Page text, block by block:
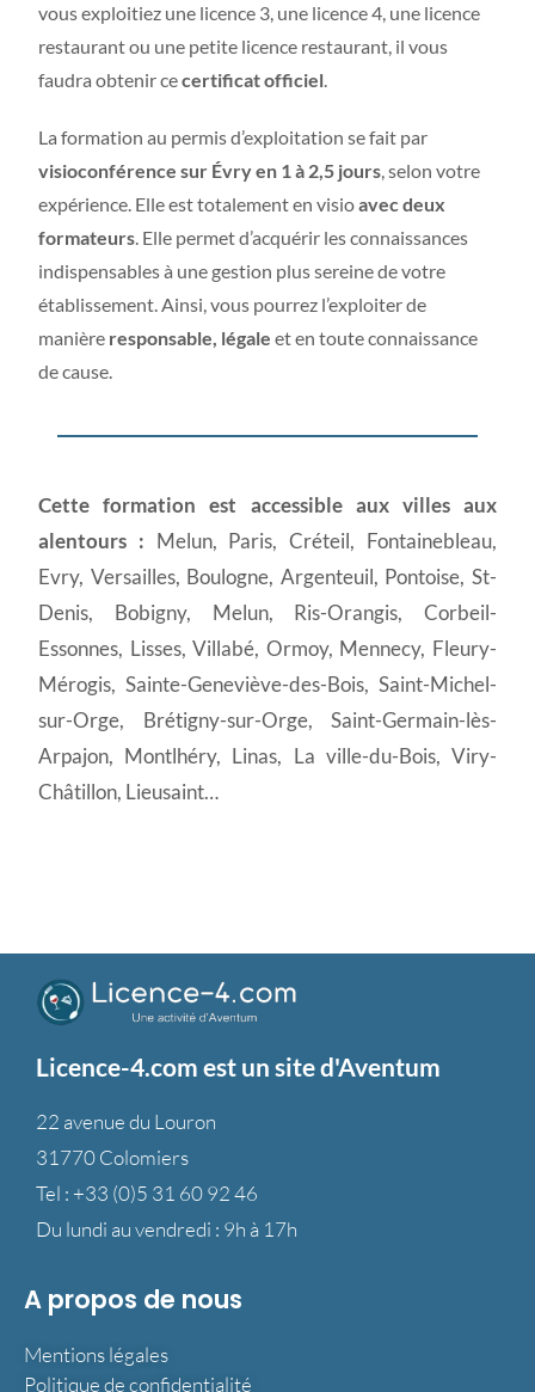
vous exploitiez une licence 3, une licence 4, une licence
restaurant ou une petite licence restaurant, il vous
faudra obtenir cecertificat officiel.
La formation au permis d’exploitation se fait par
visioconférence sur Évry en 1 à 2,5 jours, selon votre
expérience. Elle est totalement en visioavec deux
formateurs. Elle permet d’acquérir les connaissances
indispensables à une gestion plus sereine de votre
établissement. Ainsi, vous pourrez l’exploiter de
manière responsable, légale et en toute connaissance
de cause.
Cette formation est accessible aux villes aux
alentours : Melun, Paris, Créteil, Fontainebleau,
Evry, Versailles, Boulogne, Argenteuil, Pontoise, St-
Denis, Bobigny, Melun, Ris-Orangis, Corbeil-
Essonnes, Lisses, Villabé, Ormoy, Mennecy, Fleury-
Mérogis, Sainte-Geneviève-des-Bois, Saint-Michel-
sur-Orge, Brétigny-sur-Orge, Saint-Germain-lès-
Arpajon, Montlhéry, Linas, La ville-du-Bois, Viry-
Châtillon, Lieusaint…
Licence-4.com est un site d'Aventum
22 avenue du Louron
31770 Colomiers
Tel : +33 (0)5 31 60 92 46
Du lundi au vendredi : 9h à 17h
A propos de nous
Mentions légales
Politique de confidentialité